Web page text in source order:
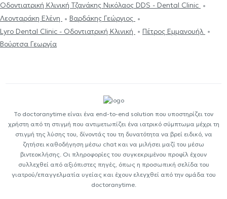
Οδοντιατρική Κλινική Τζανάκης Νικόλαος DDS - Dental Clinic
Λεονταράκη Ελένη
Βαρδάκης Γεώργιος
Lyro Dental Clinic - Οδοντιατρική Κλινική
Πέτρος Εμμανουήλ
Βούρτσα Γεωργία
Το doctoranytime είναι ένα end-to-end solution που υποστηρίζει τον
χρήστη από τη στιγμή που αντιμετωπίζει ένα ιατρικό σύμπτωμα μέχρι τη
στιγμή της λύσης του, δίνοντάς του τη δυνατότητα να βρεί ειδικό, να
ζητήσει καθοδήγηση μέσω chat και να μιλήσει μαζί του μέσω
βιντεοκλήσης. Οι πληροφορίες του συγκεκριμένου προφίλ έχουν
συλλεχθεί από αξιόπιστες πηγές, όπως η προσωπική σελίδα του
γιατρού/επαγγελματία υγείας και έχουν ελεγχθεί από την ομάδα του
doctoranytime.